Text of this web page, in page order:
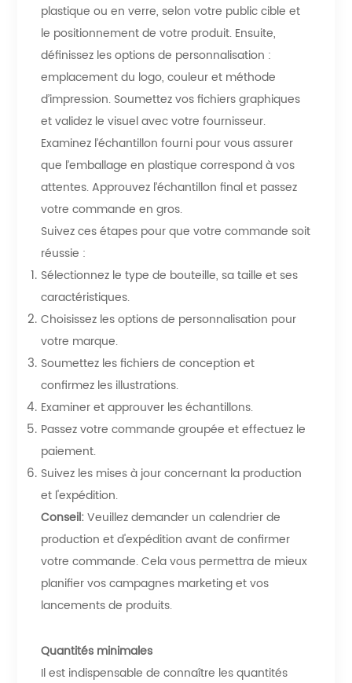
plastique ou en verre, selon votre public cible et
le positionnement de votre produit. Ensuite,
définissez les options de personnalisation :
emplacement du logo, couleur et méthode
d’impression. Soumettez vos fichiers graphiques
et validez le visuel avec votre fournisseur.
Examinez l’échantillon fourni pour vous assurer
que l’emballage en plastique correspond à vos
attentes. Approuvez l’échantillon final et passez
votre commande en gros.
Suivez ces étapes pour que votre commande soit
réussie :
Sélectionnez le type de bouteille, sa taille et ses
caractéristiques.
Choisissez les options de personnalisation pour
votre marque.
Soumettez les fichiers de conception et
confirmez les illustrations.
Examiner et approuver les échantillons.
Passez votre commande groupée et effectuez le
paiement.
Suivez les mises à jour concernant la production
et l'expédition.
Conseil:Veuillez demander un calendrier de
production et d'expédition avant de confirmer
votre commande. Cela vous permettra de mieux
planifier vos campagnes marketing et vos
lancements de produits.
Quantités minimales
Il est indispensable de connaître les quantités